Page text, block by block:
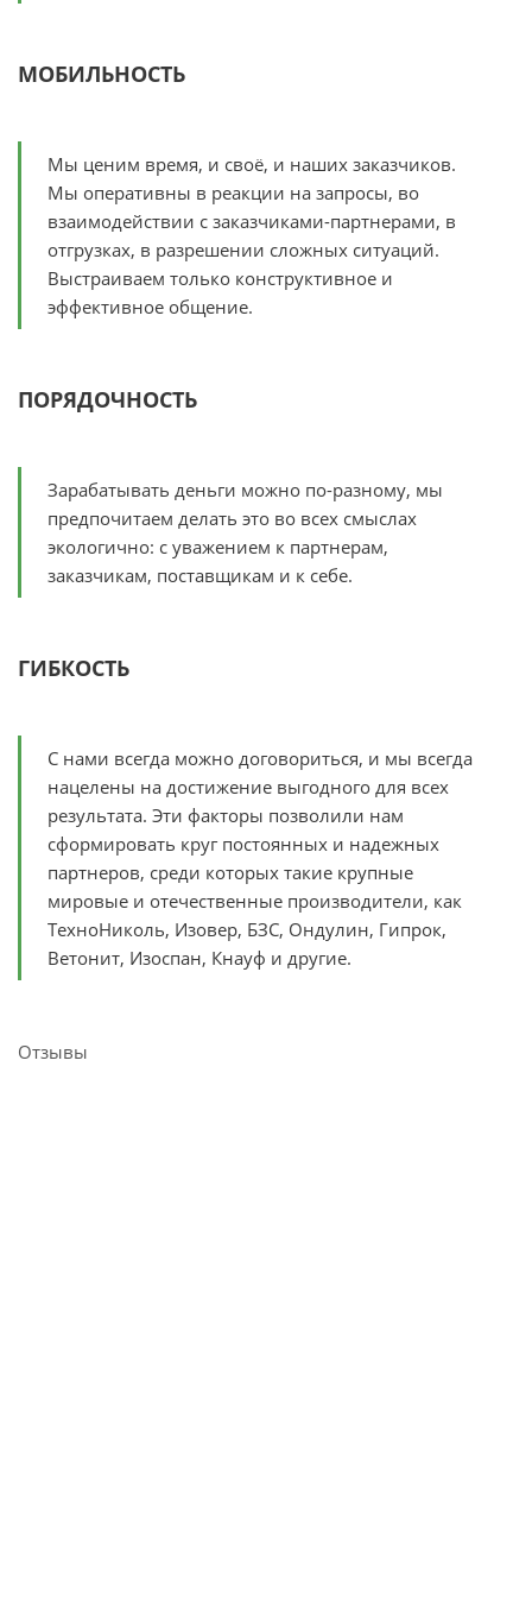
МОБИЛЬНОСТЬ
Мы ценим время, и своё, и наших заказчиков.
Мы оперативны в реакции на запросы, во
взаимодействии с заказчиками-партнерами, в
отгрузках, в разрешении сложных ситуаций.
Выстраиваем только конструктивное и
эффективное общение.
ПОРЯДОЧНОСТЬ
Зарабатывать деньги можно по-разному, мы
предпочитаем делать это во всех смыслах
экологично: с уважением к партнерам,
заказчикам, поставщикам и к себе.
ГИБКОСТЬ
С нами всегда можно договориться, и мы всегда
нацелены на достижение выгодного для всех
результата. Эти факторы позволили нам
сформировать круг постоянных и надежных
партнеров, среди которых такие крупные
мировые и отечественные производители, как
ТехноНиколь, Изовер, БЗС, Ондулин, Гипрок,
Ветонит, Изоспан, Кнауф и другие.
Отзывы